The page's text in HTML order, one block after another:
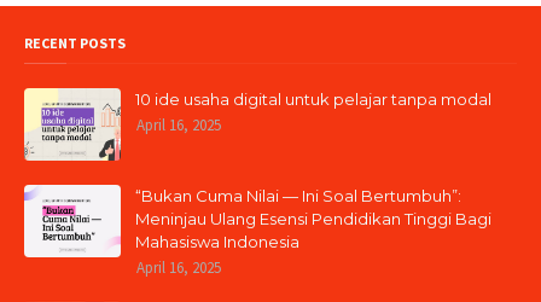
RECENT POSTS
10 ide usaha digital untuk pelajar tanpa modal
April 16, 2025
“Bukan Cuma Nilai — Ini Soal Bertumbuh”:
Meninjau Ulang Esensi Pendidikan Tinggi Bagi
Mahasiswa Indonesia
April 16, 2025